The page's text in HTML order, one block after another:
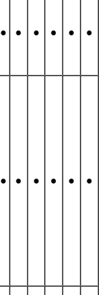
● ● ● ● ● ●
● ● ● ● ● ●